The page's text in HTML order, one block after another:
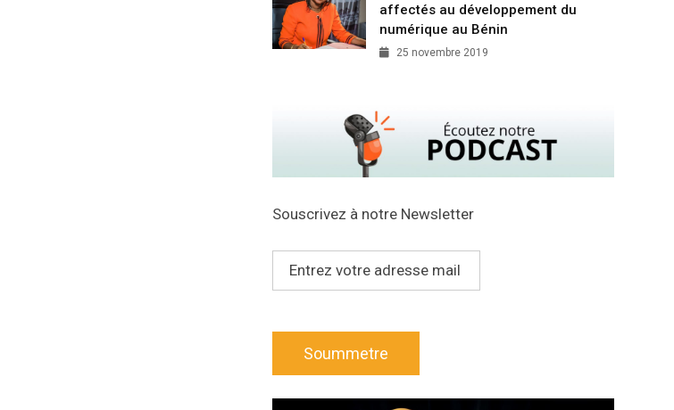
affectés au développement du
numérique au Bénin
25 novembre 2019
Souscrivez à notre Newsletter